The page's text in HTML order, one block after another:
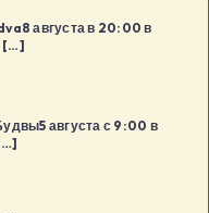
августа в 20:00 в
[…]
августа с 9:00 в